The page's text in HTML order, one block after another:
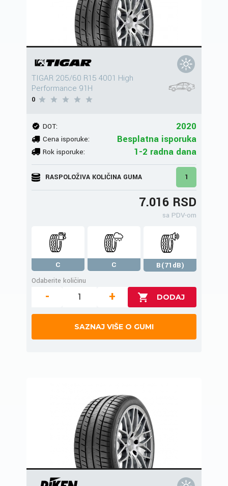
TIGAR 205/60 R15 4001 High
Performance 91H
0
DOT: 2020
Cena isporuke: Besplatna isporuka
Rok isporuke: 1-2 radna dana
RASPOLOŽIVA KOLIČINA GUMA 1
7.016 RSD
sa PDV-om
C C
B(71dB)
Odaberite količinu
- +
SAZNAJ VIŠE O GUMI